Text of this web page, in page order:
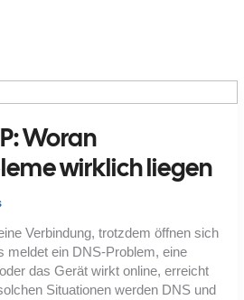
Woran
wirklich liegen
Verbindung, trotzdem öffnen sich
meldet ein DNS-Problem, eine
das Gerät wirkt online, erreicht
Situationen werden DNS und